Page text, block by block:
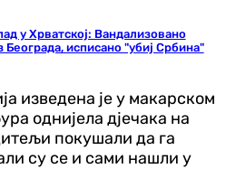
у Хрватској: Вандализовано
Београда, исписано "убиј Србина"
изведена је у макарском
однијела д‌јечака на
покушали да га
су се и сами нашли у